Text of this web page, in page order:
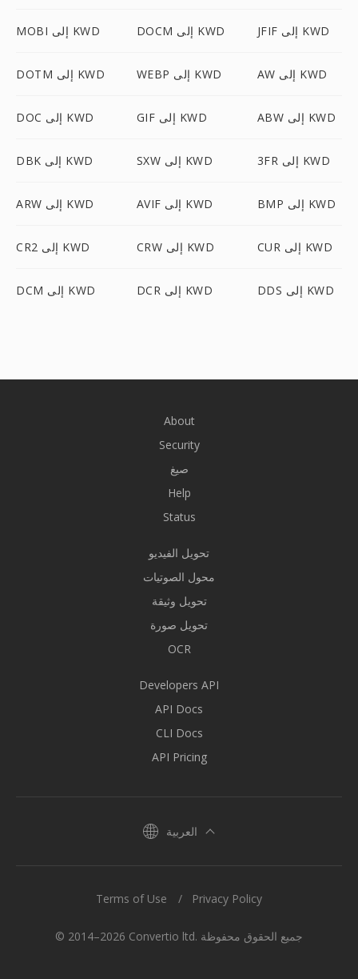
MOBI إلى KWD DOCM إلى KWD JFIF إلى KWD
DOTM إلى KWD WEBP إلى KWD AW إلى KWD
DOC إلى KWD GIF إلى KWD ABW إلى KWD
DBK إلى KWD SXW إلى KWD 3FR إلى KWD
ARW إلى KWD AVIF إلى KWD BMP إلى KWD
CR2 إلى KWD CRW إلى KWD CUR إلى KWD
DCM إلى KWD DCR إلى KWD DDS إلى KWD
About
Security
صيغ
Help
Status
تحويل الفيديو
محول الصوتيات
تحويل وثيقة
تحويل صورة
OCR
Developers API
API Docs
CLI Docs
API Pricing
العربية
© 2014–2026 Convertio ltd. جميع الحقوق محفوظة
Terms of Use Privacy Policy